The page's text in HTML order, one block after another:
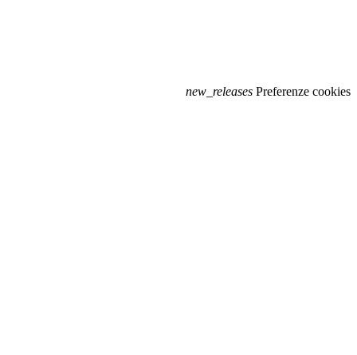
new_releases Preferenze cookies